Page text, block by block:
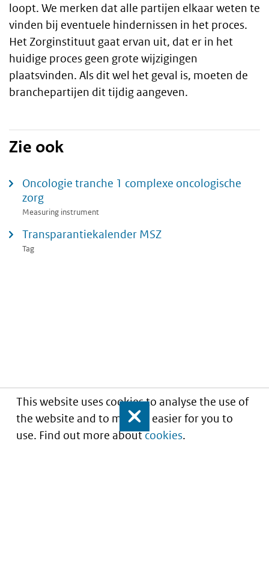
This website uses cookies to analyse the use of
the website and to make it easier for you to
use. Find out more aboutcookies.
Close
loopt. We merken dat alle partijen elkaar weten te
vinden bij eventuele hindernissen in het proces.
Het Zorginstituut gaat ervan uit, dat er in het
huidige proces geen grote wijzigingen
plaatsvinden. Als dit wel het geval is, moeten de
branchepartijen dit tijdig aangeven.
Zie ook
Oncologie tranche 1 complexe oncologische
zorg
Measuring instrument
Transparantiekalender MSZ
Tag